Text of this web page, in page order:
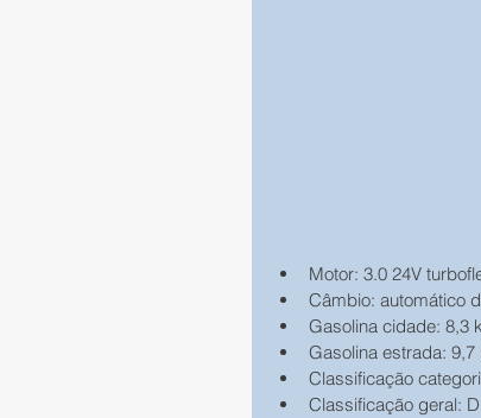
Motor: 3.0 24V
Câmbio: automático
Gasolina cidade: 8,3
Gasolina estrada: 9,7
Classificação
Classificação geral: D